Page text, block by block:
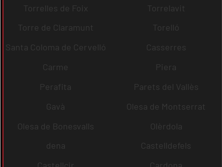
Torrelles de Foix
Torrelavit
Torre de Claramunt
Torelló
Santa Coloma de Cervelló
Casserres
Carme
Piera
Perafita
Parets del Vallès
Gavà
Olesa de Montserrat
Olesa de Bonesvalls
Olèrdola
dena
Castelldefels